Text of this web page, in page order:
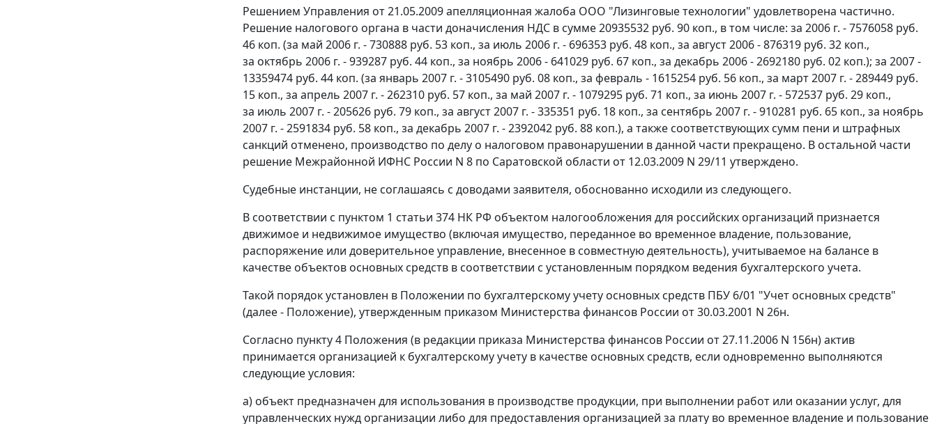
Решением Управления от 21.05.2009 апелляционная жалоба ООО "Лизинговые технологии" удовлетворена частично.
Решение налогового органа в части доначисления НДС в сумме 20935532 руб. 90 коп., в том числе: за 2006 г. - 7576058 руб.
46 коп. (за май 2006 г. - 730888 руб. 53 коп., за июль 2006 г. - 696353 руб. 48 коп., за август 2006 - 876319 руб. 32 коп.,
за октябрь 2006 г. - 939287 руб. 44 коп., за ноябрь 2006 - 641029 руб. 67 коп., за декабрь 2006 - 2692180 руб. 02 коп.); за 2007 -
13359474 руб. 44 коп. (за январь 2007 г. - 3105490 руб. 08 коп., за февраль - 1615254 руб. 56 коп., за март 2007 г. - 289449 руб.
15 коп., за апрель 2007 г. - 262310 руб. 57 коп., за май 2007 г. - 1079295 руб. 71 коп., за июнь 2007 г. - 572537 руб. 29 коп.,
за июль 2007 г. - 205626 руб. 79 коп., за август 2007 г. - 335351 руб. 18 коп., за сентябрь 2007 г. - 910281 руб. 65 коп., за ноябрь
2007 г. - 2591834 руб. 58 коп., за декабрь 2007 г. - 2392042 руб. 88 коп.), а также соответствующих сумм пени и штрафных
санкций отменено, производство по делу о налоговом правонарушении в данной части прекращено. В остальной части
решение Межрайонной ИФНС России N 8 по Саратовской области от 12.03.2009 N 29/11 утверждено.
Судебные инстанции, не соглашаясь с доводами заявителя, обоснованно исходили из следующего.
В соответствии с пунктом 1 статьи 374 НК РФ объектом налогообложения для российских организаций признается
движимое и недвижимое имущество (включая имущество, переданное во временное владение, пользование,
распоряжение или доверительное управление, внесенное в совместную деятельность), учитываемое на балансе в
качестве объектов основных средств в соответствии с установленным порядком ведения бухгалтерского учета.
Такой порядок установлен в Положении по бухгалтерскому учету основных средств ПБУ 6/01 "Учет основных средств"
(далее - Положение), утвержденным приказом Министерства финансов России от 30.03.2001 N 26н.
Согласно пункту 4 Положения (в редакции приказа Министерства финансов России от 27.11.2006 N 156н) актив
принимается организацией к бухгалтерскому учету в качестве основных средств, если одновременно выполняются
следующие условия:
а) объект предназначен для использования в производстве продукции, при выполнении работ или оказании услуг, для
управленческих нужд организации либо для предоставления организацией за плату во временное владение и пользование